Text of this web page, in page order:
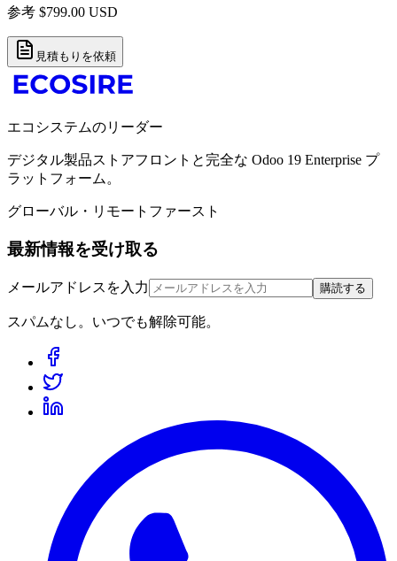
参考 $799.00 USD
見積もりを依頼
エコシステムのリーダー
デジタル製品ストアフロントと完全な Odoo 19 Enterprise プ
ラットフォーム。
グローバル・リモートファースト
最新情報を受け取る
メールアドレスを入力 購読する
スパムなし。いつでも解除可能。